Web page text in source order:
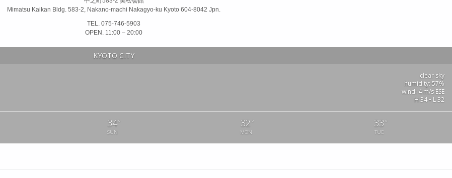
Mimatsu Kaikan Bldg. 583-2, Nakano-machi Nakagyo-ku Kyoto 604-8042 Jpn.
TEL. 075-746-5903
OPEN. 11:00 – 20:00
KYOTO CITY
clear sky
humidity: 57%
wind: 4 m/s ESE
H 34 • L 32
34°
SUN
32 °
MON
33 °
TUE